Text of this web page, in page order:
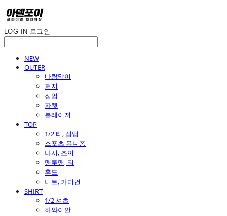
LOG IN 로그인
NEW
OUTER
바람막이
저지
집업
자켓
블레이저
TOP
1/2 티, 집업
스포츠 유니폼
나시, 조끼
맨투맨, 티
후드
니트, 가디건
SHIRT
1/2 셔츠
하와이안